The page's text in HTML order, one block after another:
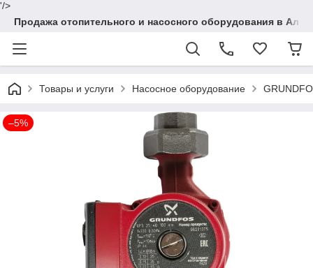
'/>
Продажа отопительного и насосного оборудования в
Товары и услуги Насосное оборудование
–5%